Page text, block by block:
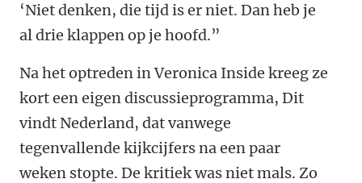
‘Niet denken, die tijd is er niet. Dan heb je
al drie klappen op je hoofd.”
Na het optreden in Veronica Inside kreeg ze
kort een eigen discussieprogramma, Dit
vindt Nederland, dat vanwege
tegenvallende kijkcijfers na een paar
weken stopte. De kritiek was niet mals. Zo